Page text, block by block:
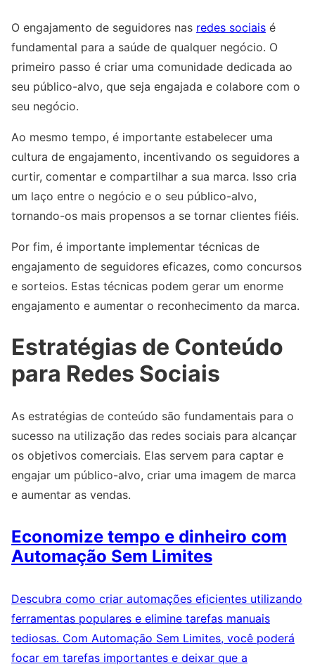
O engajamento de seguidores nas redes sociais é
fundamental para a saúde de qualquer negócio. O
primeiro passo é criar uma comunidade dedicada ao
seu público-alvo, que seja engajada e colabore com o
seu negócio.
Ao mesmo tempo, é importante estabelecer uma
cultura de engajamento, incentivando os seguidores a
curtir, comentar e compartilhar a sua marca. Isso cria
um laço entre o negócio e o seu público-alvo,
tornando-os mais propensos a se tornar clientes fiéis.
Por fim, é importante implementar técnicas de
engajamento de seguidores eficazes, como concursos
e sorteios. Estas técnicas podem gerar um enorme
engajamento e aumentar o reconhecimento da marca.
Estratégias de Conteúdo
para Redes Sociais
As estratégias de conteúdo são fundamentais para o
sucesso na utilização das redes sociais para alcançar
os objetivos comerciais. Elas servem para captar e
engajar um público-alvo, criar uma imagem de marca
e aumentar as vendas.
Economize tempo e dinheiro com
Automação Sem Limites
Descubra como criar automações eficientes utilizando
ferramentas populares e elimine tarefas manuais
tediosas. Com Automação Sem Limites, você poderá
focar em tarefas importantes e deixar que a